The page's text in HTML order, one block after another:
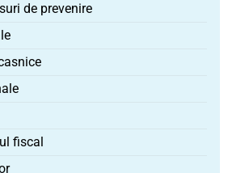
de prevenire
fiscal